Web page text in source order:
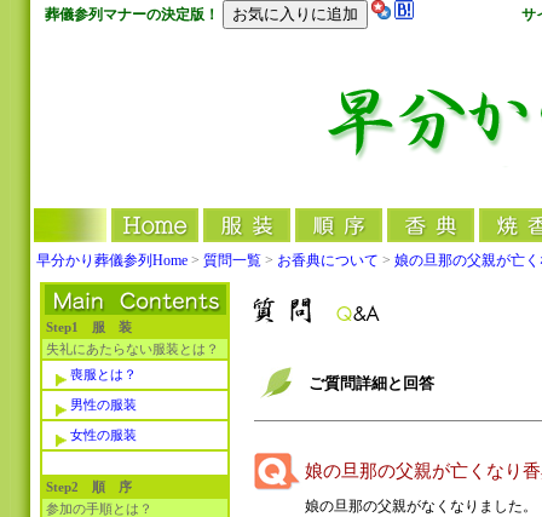
葬儀参列マナーの決定版！ サ
早分かり葬儀参列Home > 質問一覧 > お香典について > 娘の旦那の父親が亡
Step1 服 装
失礼にあたらない服装とは？
喪服とは？
男性の服装
女性の服装
Step2 順 序
参加の手順とは？
ご質問詳細と回答
娘の旦那の父親が亡くなり
娘の旦那の父親がなくなりました。